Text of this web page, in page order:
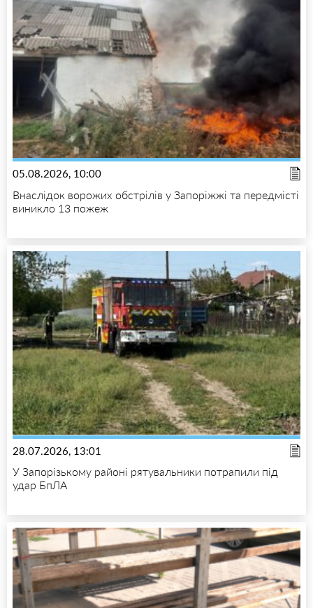
05.08.2026, 10:00
Внаслідок ворожих обстрілів у Запоріжжі та передмісті
виникло 13 пожеж
28.07.2026, 13:01
У Запорізькому районі рятувальники потрапили під
удар БпЛА